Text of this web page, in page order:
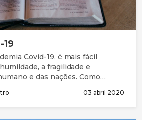
19
Covid-19, é mais fácil
a fragilidade e
e das nações. Como
para entrar na presença do
compreendemos que este
03 abril 2020